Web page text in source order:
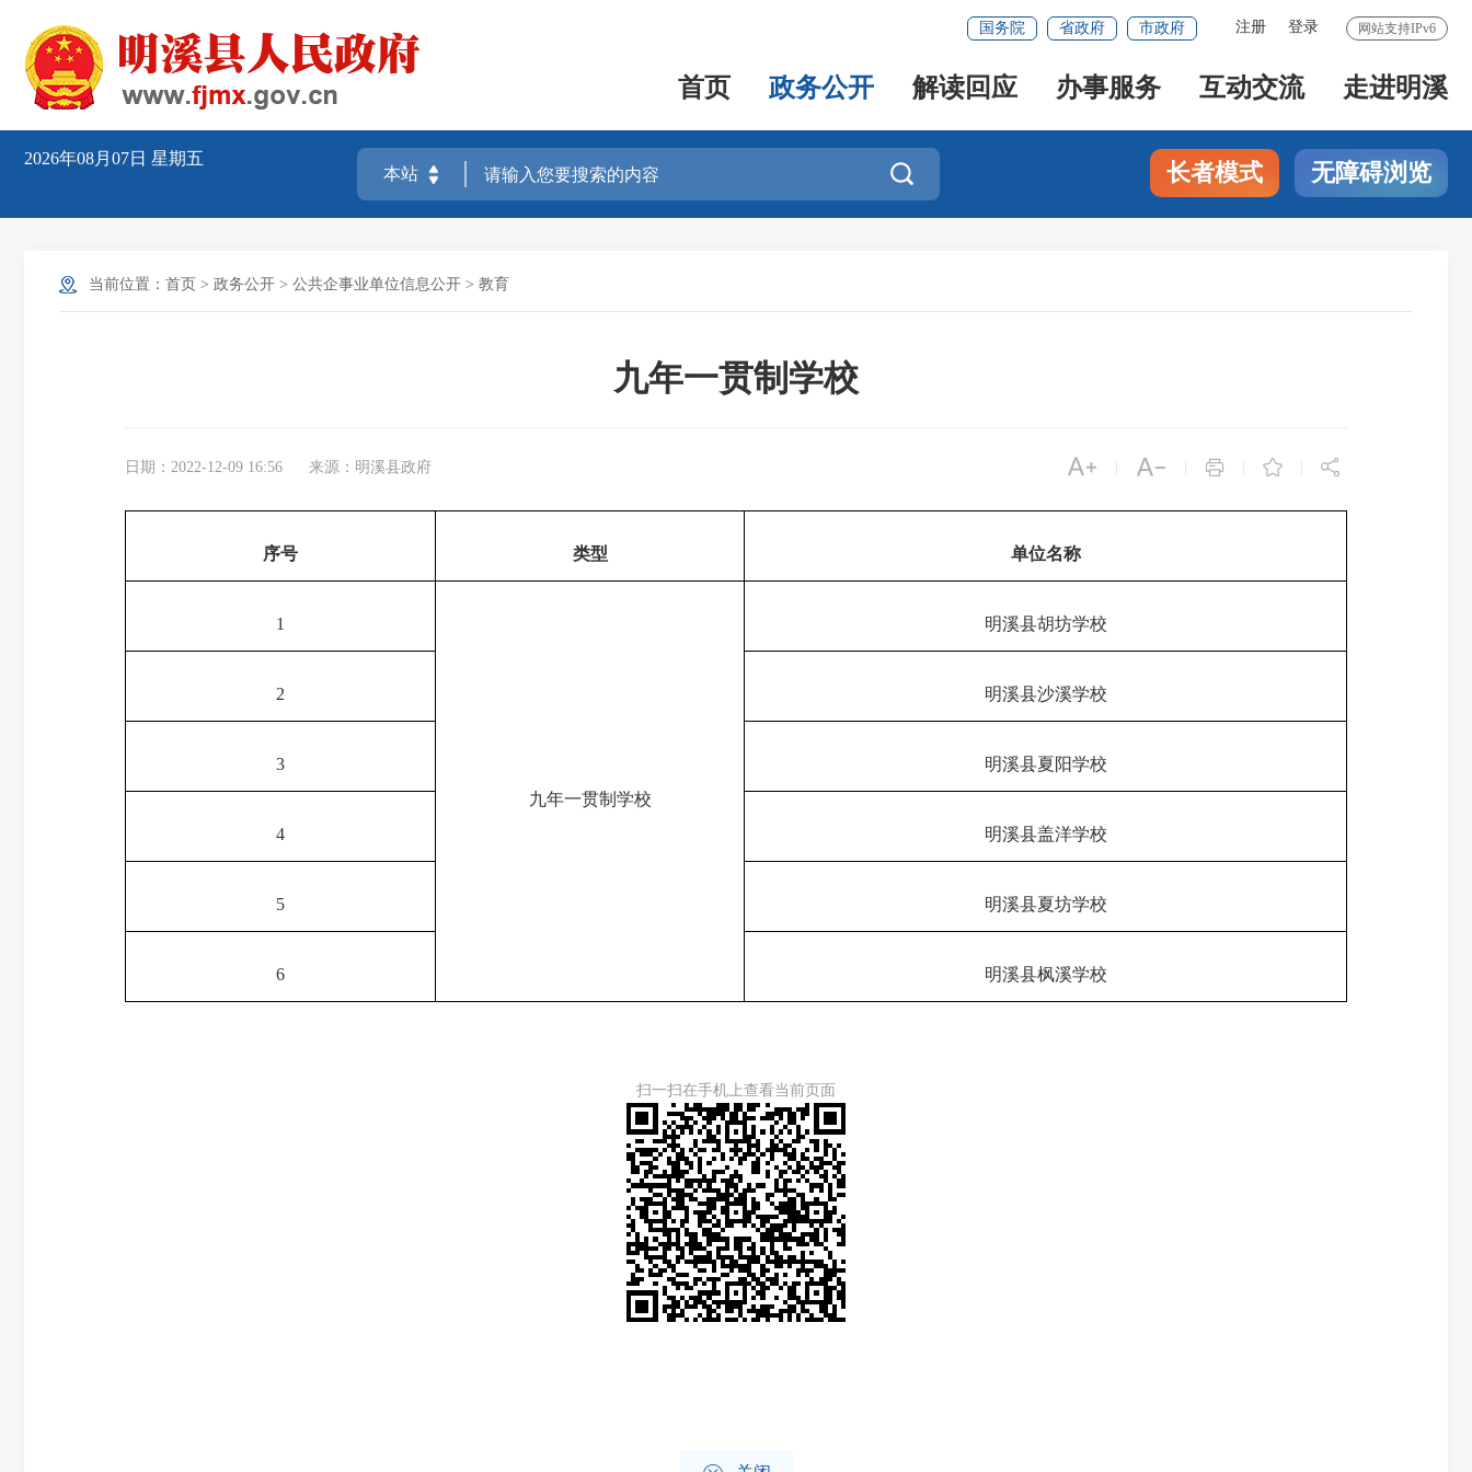
网站支持IPv6
注册 登录
国务院 省政府 市政府
首页 政务公开 解读回应 办事服务 互动交流 走进明溪
2026年08月07日 星期五
 长者模式 无障碍浏览
当前位置： 首页 > 政务公开 > 公共企事业单位信息公开 > 教育
九年一贯制学校
日期：2022-12-09 16:56 来源：明溪县政府     
序号 类型 单位名称
1
九年一贯制学校
明溪县胡坊学校
2 明溪县沙溪学校
3 明溪县夏阳学校
4 明溪县盖洋学校
5 明溪县夏坊学校
6 明溪县枫溪学校
扫一扫在手机上查看当前页面